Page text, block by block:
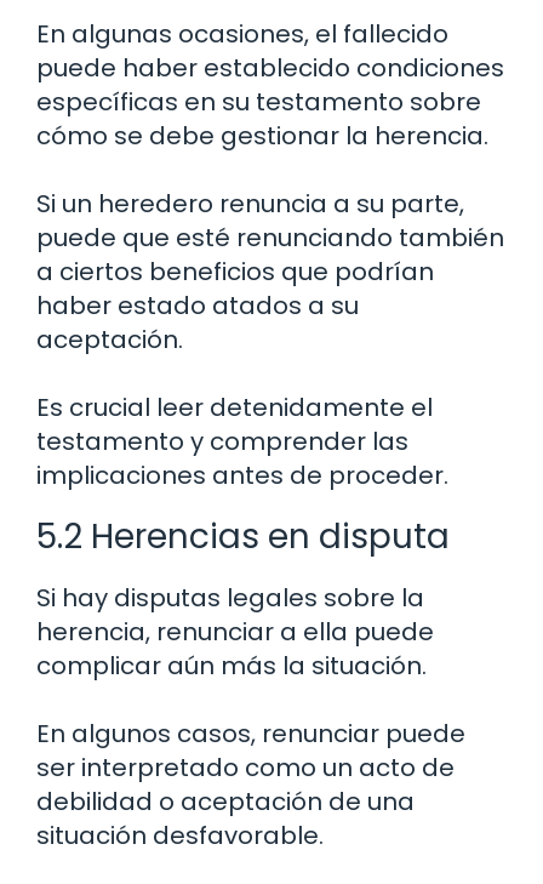
En algunas ocasiones, el fallecido
puede haber establecido condiciones
específicas en su testamento sobre
cómo se debe gestionar la herencia.
Si un heredero renuncia a su parte,
puede que esté renunciando también
a ciertos beneficios que podrían
haber estado atados a su
aceptación.
Es crucial leer detenidamente el
testamento y comprender las
implicaciones antes de proceder.
5.2 Herencias en disputa
Si hay disputas legales sobre la
herencia, renunciar a ella puede
complicar aún más la situación.
En algunos casos, renunciar puede
ser interpretado como un acto de
debilidad o aceptación de una
situación desfavorable.